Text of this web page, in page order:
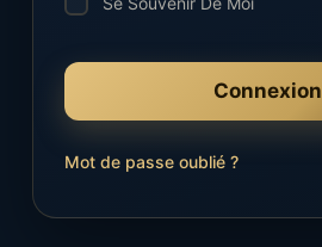
Connexion
Mot de passe oublié ?